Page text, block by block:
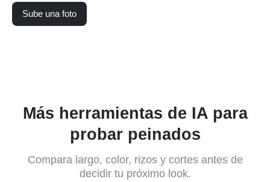
Sube una foto
Más herramientas de IA para
probar peinados
Compara largo, color, rizos y cortes antes de
decidir tu próximo look.